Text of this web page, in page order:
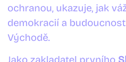
ochranou, ukazuje, jak
demokracií a
Východě.